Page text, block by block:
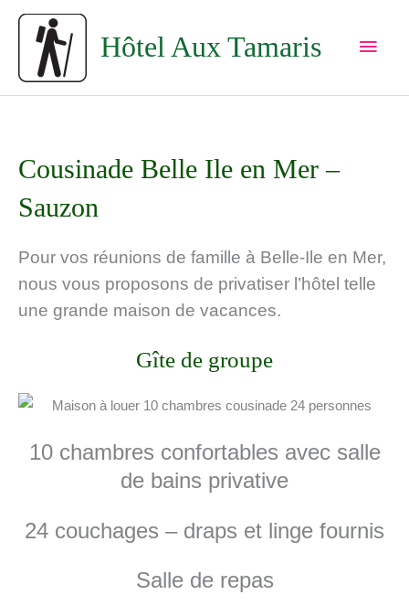
Aller
contenu
Hôtel Aux Tamaris
Cousinade Belle Ile en Mer –
Sauzon
Pour vos réunions de famille à Belle-Ile en Mer,
nous vous proposons de privatiser l’hôtel telle
une grande maison de vacances.
Gîte de groupe
10 chambres confortables avec salle
de bains privative
24 couchages – draps et linge fournis
Salle de repas